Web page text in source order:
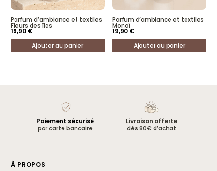
Parfum d’ambiance et textiles
Fleurs des îles
19,90 €
Ajouter au panier
Parfum d’ambiance et textiles
Monoï
19,90 €
Ajouter au panier
Paiement sécurisé
par carte bancaire
Livraison offerte
dès 80€ d’achat
À PROPOS